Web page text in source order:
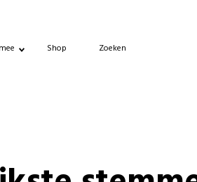
Shop Zoeken